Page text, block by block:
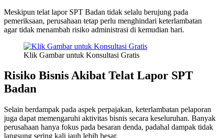
Meskipun telat lapor SPT Badan tidak selalu berujung pada
pemeriksaan, perusahaan tetap perlu menghindari keterlambatan
agar tidak menambah risiko administrasi di kemudian hari.
Klik Gambar untuk Konsultasi Gratis
Risiko Bisnis Akibat Telat Lapor SPT
Badan
Selain berdampak pada aspek perpajakan, keterlambatan pelaporan
juga dapat memengaruhi aktivitas bisnis secara keseluruhan. Banyak
perusahaan hanya fokus pada besaran denda, padahal dampak tidak
langsung sering kali jauh lebih besar.